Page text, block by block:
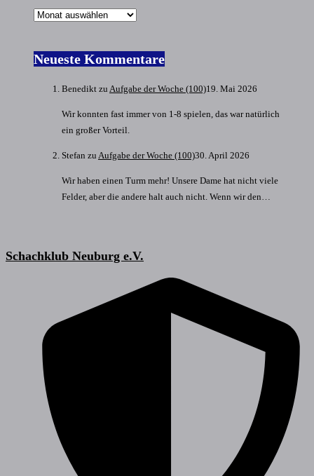
Archiv
Neueste Kommentare
Benedikt zu Aufgabe der Woche (100)19. Mai 2026
Wir konnten fast immer von 1-8 spielen, das war natürlich
ein großer Vorteil.
Stefan zu Aufgabe der Woche (100)30. April 2026
Wir haben einen Turm mehr! Unsere Dame hat nicht viele
Felder, aber die andere halt auch nicht. Wenn wir den…
Schachklub Neuburg e.V.